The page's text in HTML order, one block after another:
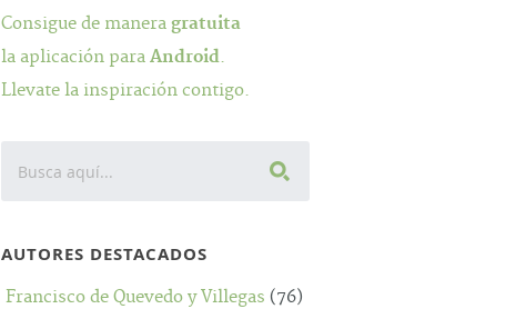
Consigue de maneragratuita
la aplicación paraAndroid.
Llevate la inspiración contigo.
AUTORES DESTACADOS
Francisco de Quevedo y Villegas (76)